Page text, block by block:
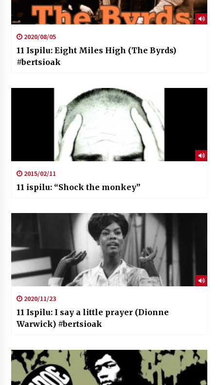
2020/08/05
11 Ispilu: Eight Miles High (The Byrds)
#bertsioak
2015/02/11
11 ispilu: “Shock the monkey”
2020/11/23
11 Ispilu: I say a little prayer (Dionne
Warwick) #bertsioak